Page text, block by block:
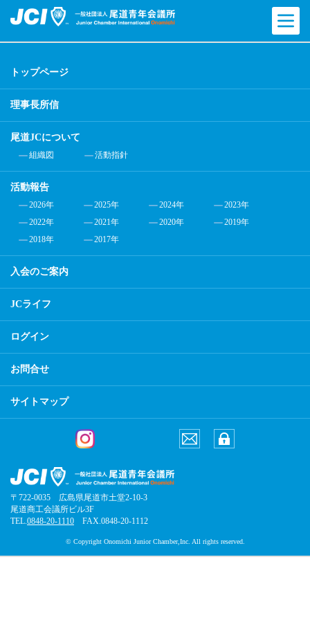
トップページ
理事長所信
尾道JCについて
組織図 活動指針
活動報告
2026年 2025年 2024年
2023年
2022年
2021年 2020年
2019年
2018年
2017年
入会のご案内
JCライフ
ログイン
お問合せ
サイトマップ
〒722-0035 広島県尾道市土堂2-10-3
尾道商工会議所ビル3F
TEL.0848-20-1110 FAX.0848-20-1112
© Copyright Onomichi Junior Chamber,Inc. All rights reserved.